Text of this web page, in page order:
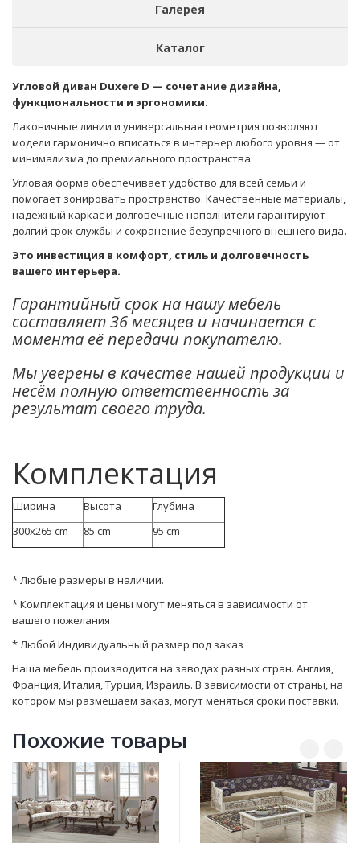
Галерея
Каталог
Угловой диван Duxere D — сочетание дизайна,
функциональности и эргономики.
Лаконичные линии и универсальная геометрия позволяют
модели гармонично вписаться в интерьер любого уровня — от
минимализма до премиального пространства.
Угловая форма обеспечивает удобство для всей семьи и
помогает зонировать пространство. Качественные материалы,
надежный каркас и долговечные наполнители гарантируют
долгий срок службы и сохранение безупречного внешнего вида.
Это инвестиция в комфорт, стиль и долговечность
вашего интерьера.
Гарантийный срок на нашу мебель
составляет 36 месяцев и начинается с
момента её передачи покупателю.
Мы уверены в качестве нашей продукции и
несём полную ответственность за
результат своего труда.
Комплектация
Ширина Высота
Глубина
300x265 cm
85 cm 95 cm
* Любые размеры в наличии.
* Комплектация и цены могут меняться в зависимости от
вашего пожелания
* Любой Индивидуальный размер под заказ
Наша мебель производится на заводах разных стран. Англия,
Франция, Италия, Турция, Израиль. В зависимости от страны, на
котором мы размешаем заказ, могут мeняться сроки поставки.
Похожие товары